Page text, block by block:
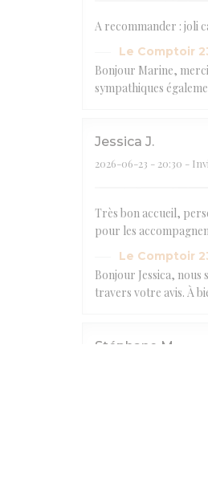
A recommander : joli
Le Comptoir
Bonjour Marine,
sympathiques
Jessica J
2026-06-23 - 20:30 -
Très bon accueil,
pour les
Le Comptoir
Bonjour Jessica, nous
travers votre avis. À
Stéphane M